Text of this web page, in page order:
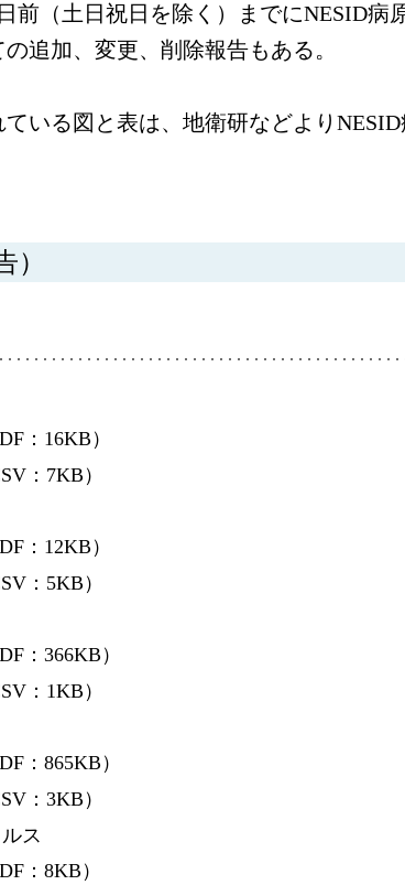
（土日祝日を除く）までにNESID病
追加、変更、削除報告もある。
ている図と表は、地衛研などより
：16KB）
：7KB）
：12KB）
：5KB）
：366KB）
：1KB）
：865KB）
：3KB）
ス
：8KB）